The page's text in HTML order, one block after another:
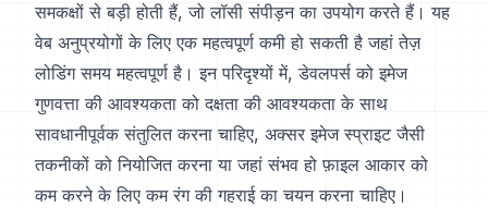
समकक्षों से बड़ी होती हैं, जो लॉसी संपीड़न का उपयोग करते हैं। यह
वेब अनुप्रयोगों के लिए एक महत्वपूर्ण कमी हो सकती है जहां तेज़
लोडिंग समय महत्वपूर्ण है। इन परिदृश्यों में, डेवलपर्स को इमेज
गुणवत्ता की आवश्यकता को दक्षता की आवश्यकता के साथ
सावधानीपूर्वक संतुलित करना चाहिए, अक्सर इमेज स्प्राइट जैसी
तकनीकों को नियोजित करना या जहां संभव हो फ़ाइल आकार को
कम करने के लिए कम रंग की गहराई का चयन करना चाहिए।